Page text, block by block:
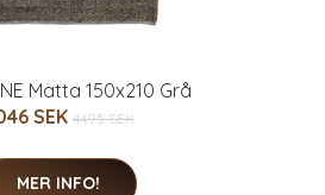
Matta 150x210 Grå
SEK 4495 SEK
MER INFO!